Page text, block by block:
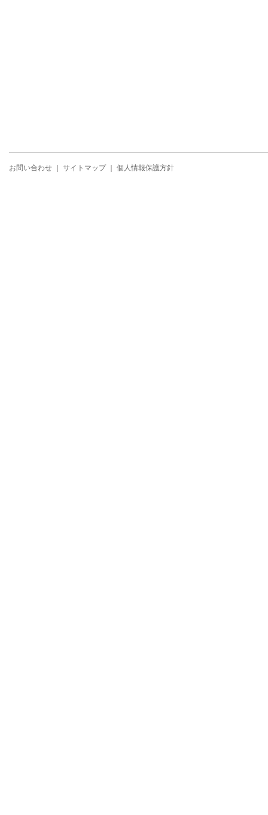
お問い合わせ サイトマップ｜ 個人情報保護方針